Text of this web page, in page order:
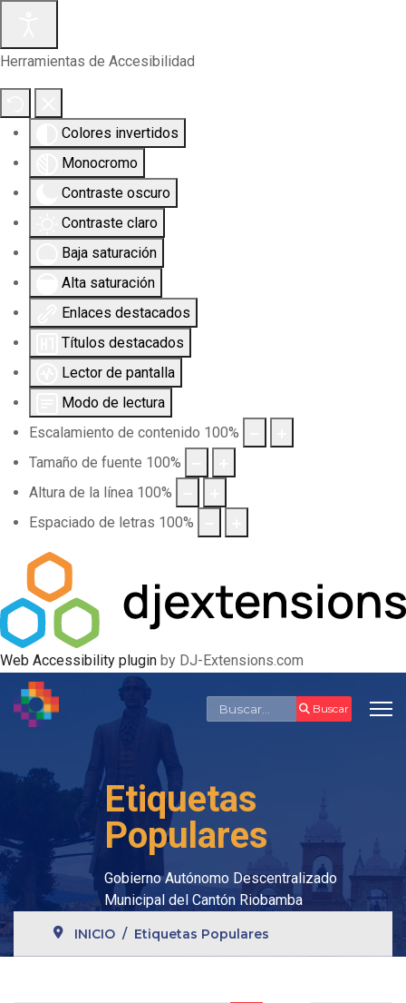
Herramientas de Accesibilidad
Colores invertidos
Monocromo
Contraste oscuro
Contraste claro
Baja saturación
Alta saturación
Enlaces destacados
Títulos destacados
Lector de pantalla
Modo de lectura
Escalamiento de contenido 100%
Tamaño de fuente 100%
Altura de la línea 100%
Espaciado de letras 100%
Web Accessibility plugin by DJ-Extensions.com
Buscar Buscar
Etiquetas
Populares
Gobierno Autónomo Descentralizado
Municipal del Cantón Riobamba
INICIO Etiquetas Populares